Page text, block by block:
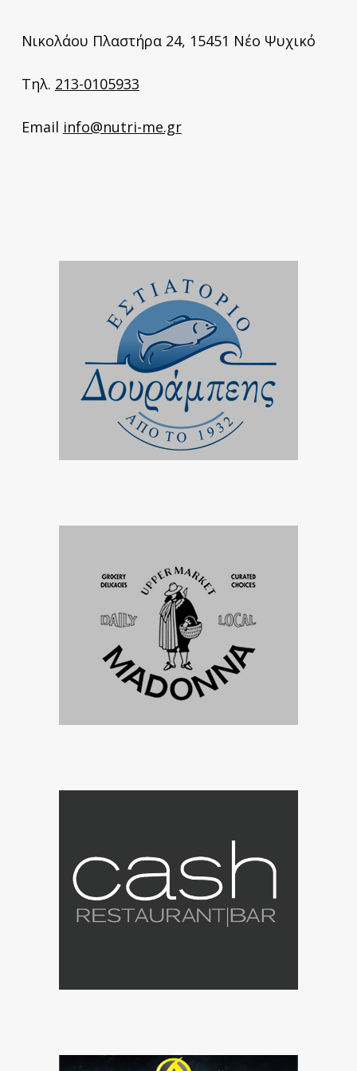
Νικολάου Πλαστήρα 24, 15451 Νέο Ψυχικό
Τηλ. 213-0105933
Email info@nutri-me.gr